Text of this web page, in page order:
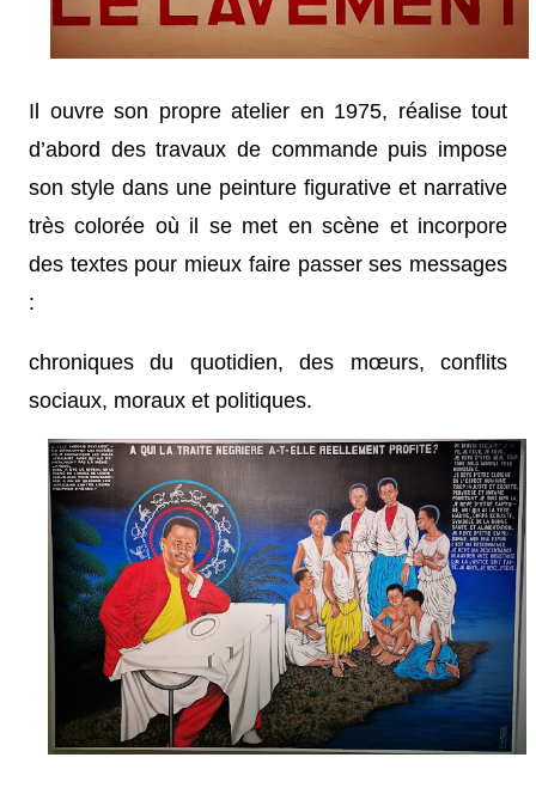
Il ouvre son propre atelier en 1975, réalise tout
d’abord des travaux de commande puis impose
son style dans une peinture figurative et narrative
très colorée où il se met en scène et incorpore
des textes pour mieux faire passer ses messages
:
chroniques du quotidien, des mœurs, conflits
sociaux, moraux et politiques.